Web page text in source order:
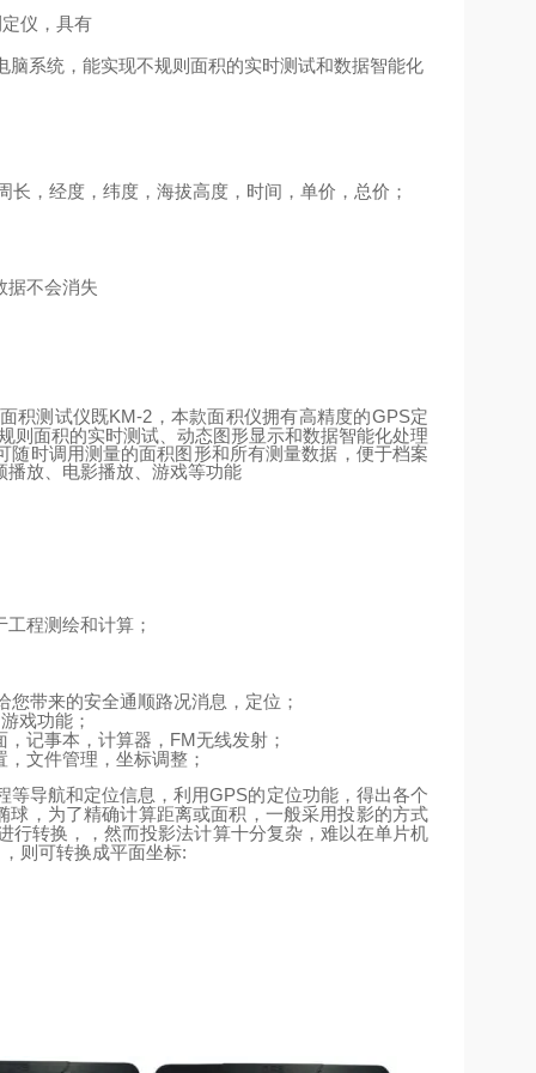
仪，具有
系统，能实现不规则面积的实时测试和数据智能化
，经度，纬度，海拔高度，时间，单价，总价；
据不会消失
积测试仪既KM-2 ，本款面积仪拥有高精度的GPS定
则面积的实时测试、动态图形显示和数据智能化处理
时调用测量的面积图形和所有测量数据，便于档案
放、电影播放、游戏等功能
程测绘和计算；
您带来的安全通顺路况消息，定位；
戏功能；
，记事本，计算器， FM无线发射；
文件管理，坐标调整；
等导航和定位信息，利用GPS的定位功能，得出各个
球，为了精确计算距离或面积，一般采用投影的方式
行转换，，然而投影法计算十分复杂，难以在单片机
，则可转换成平面坐标: